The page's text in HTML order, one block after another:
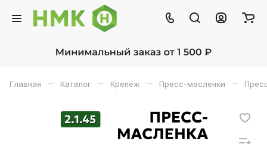
Главная – Каталог – Крепёж – Пресс-масленки –